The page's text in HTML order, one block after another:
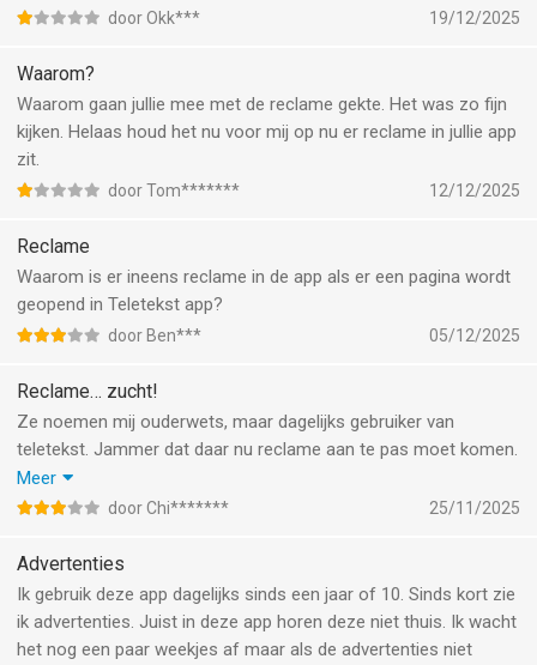
Jammer dat juist die nieuwsbron die niet schreeuwerig verpest
door Okk*** 19/12/2025
Waarom?
Waarom gaan jullie mee met de reclame gekte. Het was zo fijn
kijken. Helaas houd het nu voor mij op nu er reclame in jullie app
zit.
door Tom******* 12/12/2025
Reclame
Waarom is er ineens reclame in de app als er een pagina wordt
geopend in Teletekst app?
door Ben*** 05/12/2025
Reclame… zucht!
Ze noemen mij ouderwets, maar dagelijks gebruiker van
teletekst. Jammer dat daar nu reclame aan te pas moet komen.
En dat terwijl het een publieke omroep is, die bestaat door de
belasting die wij Nederlanders betalen. Ik ga een kleine check
Meer
door Chi******* 25/11/2025
Advertenties
Ik gebruik deze app dagelijks sinds een jaar of 10. Sinds kort zie
ik advertenties. Juist in deze app horen deze niet thuis. Ik wacht
het nog een paar weekjes af maar als de advertenties niet